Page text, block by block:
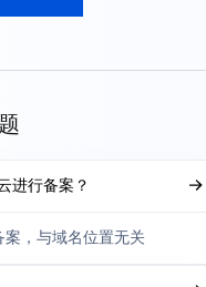
进行备案？
，与域名位置无关